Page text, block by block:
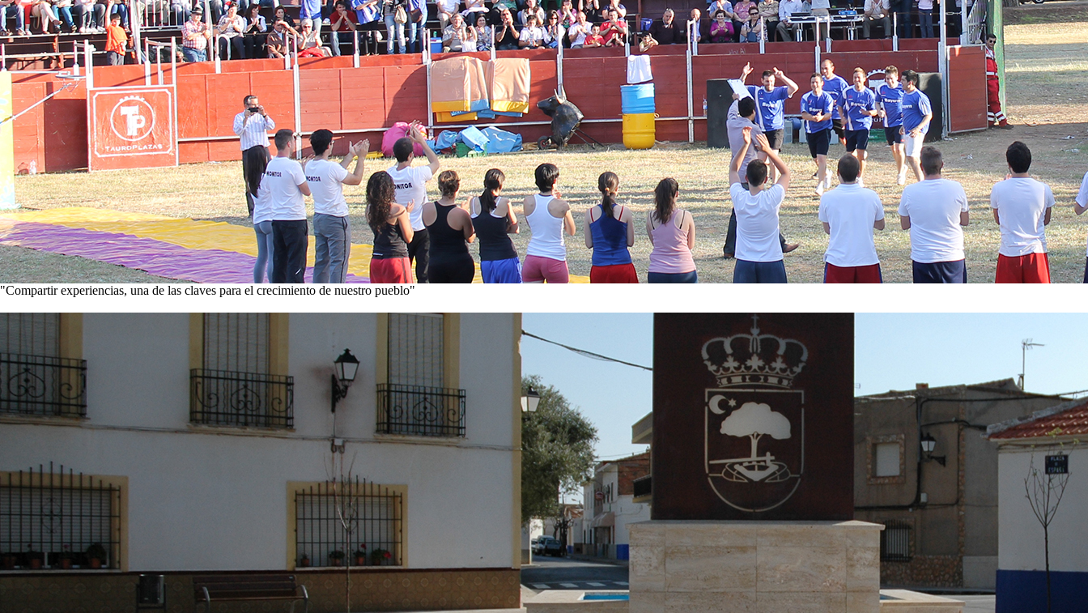
"Compartir experiencias, una de las claves para el crecimiento de nuestro pueblo"